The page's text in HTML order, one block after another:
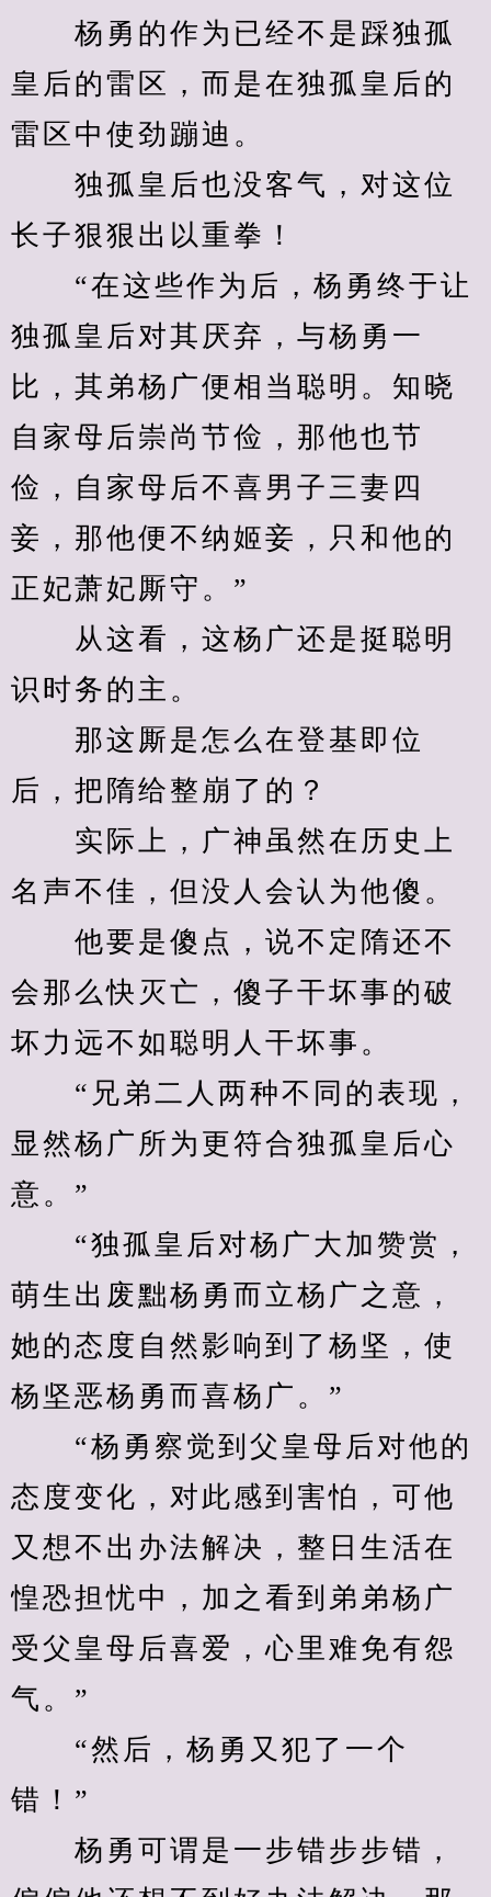
杨勇的作为已经不是踩独孤
皇后的雷区，而是在独孤皇后的
雷区中使劲蹦迪。
独孤皇后也没客气，对这位
长子狠狠出以重拳！
“在这些作为后，杨勇终于让
独孤皇后对其厌弃，与杨勇一
比，其弟杨广便相当聪明。知晓
自家母后崇尚节俭，那他也节
俭，自家母后不喜男子三妻四
妾，那他便不纳姬妾，只和他的
正妃萧妃厮守。”
从这看，这杨广还是挺聪明
识时务的主。
那这厮是怎么在登基即位
后，把隋给整崩了的？
实际上，广神虽然在历史上
名声不佳，但没人会认为他傻。
他要是傻点，说不定隋还不
会那么快灭亡，傻子干坏事的破
坏力远不如聪明人干坏事。
“兄弟二人两种不同的表现，
显然杨广所为更符合独孤皇后心
意。”
“独孤皇后对杨广大加赞赏，
萌生出废黜杨勇而立杨广之意，
她的态度自然影响到了杨坚，使
杨坚恶杨勇而喜杨广。”
“杨勇察觉到父皇母后对他的
态度变化，对此感到害怕，可他
又想不出办法解决，整日生活在
惶恐担忧中，加之看到弟弟杨广
受父皇母后喜爱，心里难免有怨
气。”
“然后，杨勇又犯了一个
错！”
杨勇可谓是一步错步步错，